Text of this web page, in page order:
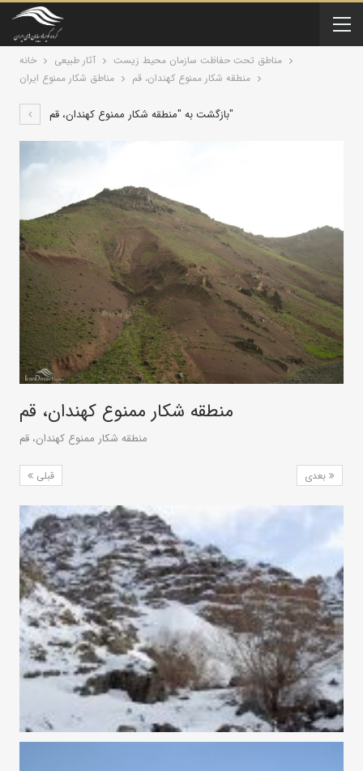
خانه آثار طبیعی
مناطق تحت حفاظت سازمان محیط زیست
مناطق شکار ممنوع ایران
منطقه شکار ممنوع کهندان، قم
بازگشت به "منطقه شکار ممنوع کهندان، قم"
منطقه شکار ممنوع کهندان، قم
منطقه شکار ممنوع کهندان، قم
قبلی